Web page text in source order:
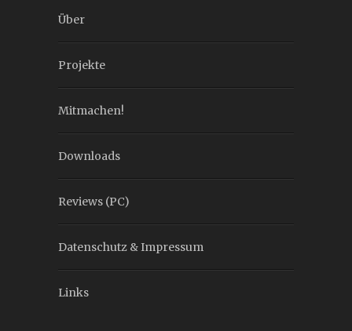
Über
Projekte
Mitmachen!
Downloads
Reviews (PC)
Datenschutz & Impressum
Links